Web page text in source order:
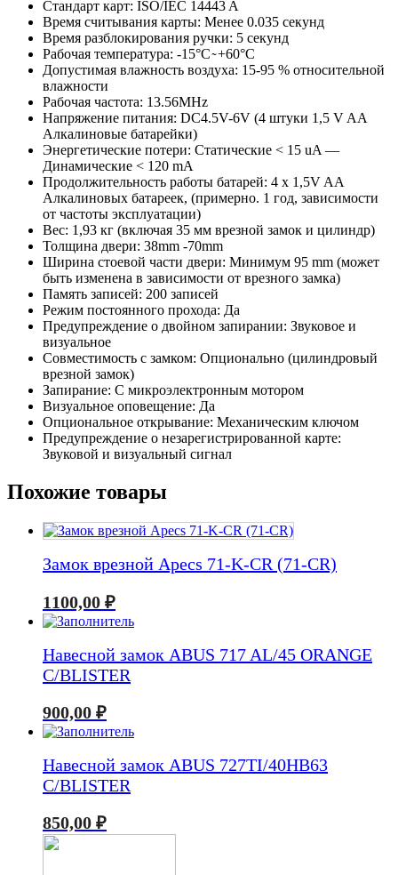
Стандарт карт: ISO/IEC 14443 A
Время считывания карты: Менее 0.035 секунд
Время разблокирования ручки: 5 секунд
Рабочая температура: -15°C ̴ +60°C
Допустимая влажность воздуха: 15-95 % относительной
влажности
Рабочая частота: 13.56MHz
Напряжение питания: DC4.5V-6V (4 штуки 1,5 V AA
Алкалиновые батарейки)
Энергетические потери: Статические < 15 uA —
Динамические < 120 mA
Продолжительность работы батарей: 4 x 1,5V AA
Алкалиновых батареек, (примерно. 1 год, зависимости
от частоты эксплуатации)
Вес: 1,93 кг (включая 35 мм врезной замок и цилиндр)
Толщина двери: 38mm -70mm
Ширина стоевой части двери: Минимум 95 mm (может
быть изменена в зависимости от врезного замка)
Память записей: 200 записей
Режим постоянного прохода: Да
Предупреждение о двойном запирании: Звуковое и
визуальное
Совместимость с замком: Опционально (цилиндровый
врезной замок)
Запирание: С микроэлектронным мотором
Визуальное оповещение: Да
Опциональное открывание: Механическим ключом
Предупреждение о незарегистрированной карте:
Звуковой и визуальный сигнал
Похожие товары
Замок врезной Apecs 71-K-CR (71-CR)
1100,00 ₽
Навесной замок ABUS 717 AL/45 ORANGE
C/BLISTER
900,00 ₽
Навесной замок ABUS 727TI/40HB63
C/BLISTER
850,00 ₽